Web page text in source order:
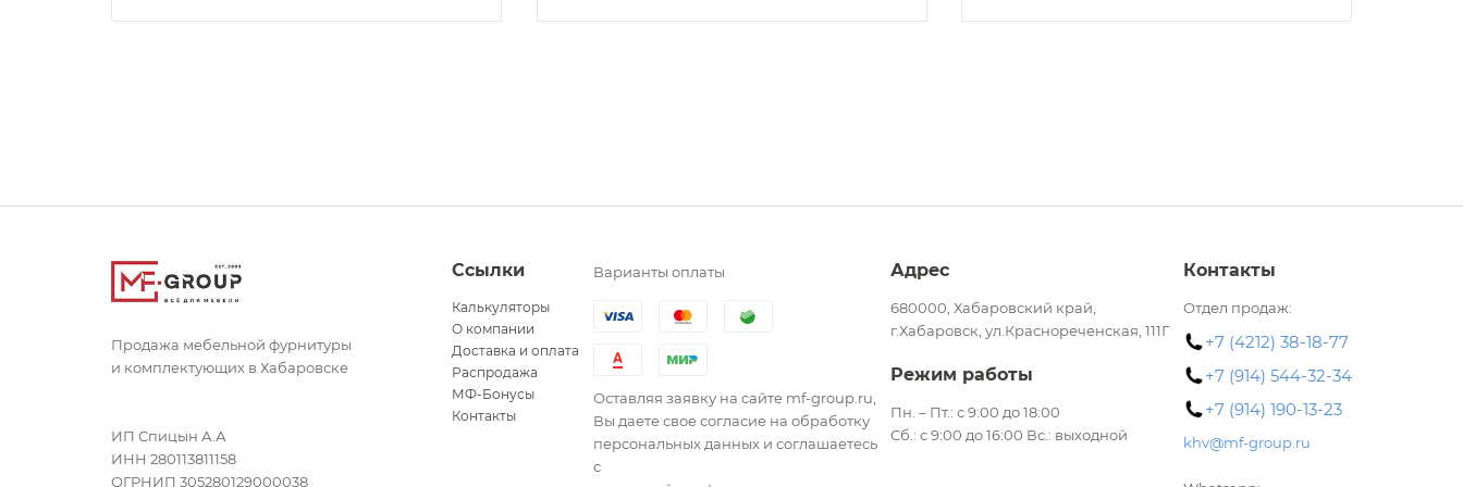
Продажа мебельной фурнитуры
и комплектующих в Хабаровске
ИП Спицын А.А
ИНН 280113811158
ОГРНИП 305280129000038
Ссылки
Калькуляторы
О компании
Доставка и оплата
Распродажа
МФ-Бонусы
Контакты
Варианты оплаты
Оставляя заявку на сайте mf-group.ru,
Вы даете свое согласие на обработку
персональных данных и соглашаетесь
с
Адрес
680000, Хабаровский край,
г.Хабаровск, ул.Краснореченская, 111Г
Режим работы
Пн. – Пт.: с 9:00 до 18:00
Сб.: с 9:00 до 16:00 Вс.: выходной
Контакты
Отдел продаж:
+7 (4212) 38-18-77
+7 (914) 544-32-34
+7 (914) 190-13-23
khv@mf-group.ru